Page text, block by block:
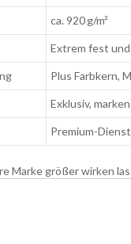
ca. 920 g/m²
Extrem fest
Plus Farbkern,
Exklusiv,
Premium-
Marke größer wirken